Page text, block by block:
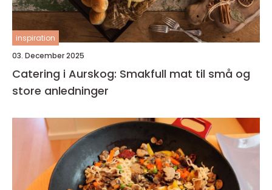
inspiration
03. December 2025
Catering i Aurskog: Smakfull mat til små og
store anledninger